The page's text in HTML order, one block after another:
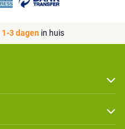
1-3 dagen in huis